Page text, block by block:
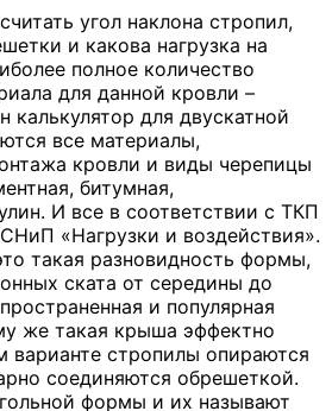
угол наклона стропил,
и какова нагрузка на
полное количество
для данной кровли –
калькулятор для двускатной
все материалы,
кровли и виды черепицы
битумная,
И все в соответствии с ТКП
«Нагрузки и воздействия».
такая разновидность формы,
ската от середины до
и популярная
же такая крыша эффектно
варианте стропилы опираются
соединяются обрешеткой.
формы и их называют